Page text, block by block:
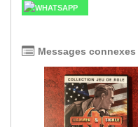
Messages connexes